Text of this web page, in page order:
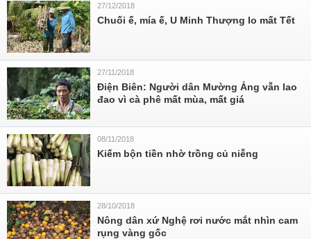
27/12/2018
Chuối ế, mía ế, U Minh Thượng lo mất Tết
27/11/2018
Điện Biên: Người dân Mường Ảng vẫn lao
đao vì cà phê mất mùa, mất giá
08/11/2018
Kiếm bộn tiền nhờ trồng củ niễng
28/10/2018
Nông dân xứ Nghệ rơi nước mắt nhìn cam
rụng vàng gốc